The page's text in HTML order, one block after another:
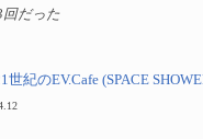
回だった
紀のEV.Cafe (SPACE